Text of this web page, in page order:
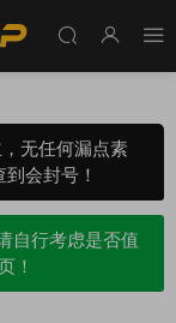
无任何漏点素
会封号！
自行考虑是否值
！